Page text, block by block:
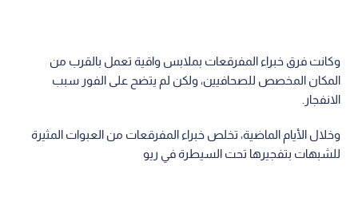
وكانت فرق خبراء المفرقعات بملابس واقية تعمل بالقرب من
المكان المخصص للصحافيين، ولكن لم يتضح على الفور سبب
الانفجار.
وخلال الأيام الماضية، تخلص خبراء المفرقعات من العبوات المثيرة
للشبهات بتفجيرها تحت السيطرة في ريو